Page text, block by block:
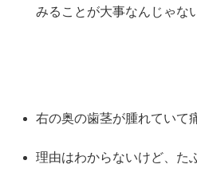
みることが大事なんじゃな
右の奥の歯茎が腫れていて
理由はわからないけど、た